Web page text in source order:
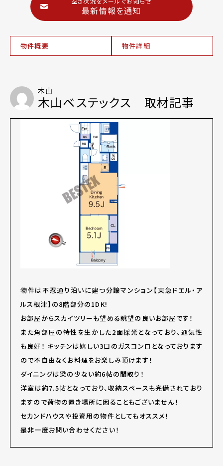
最新情報を通知
物件概要 物件詳細
木山
木山ベステックス 取材記事
物件は不忍通り沿いに建つ分譲マンション【東急ドエル・ア
ルス根津】の8階部分の1DK!
お部屋からスカイツリーも望める眺望の良いお部屋です！
また角部屋の特性を生かした2面採光となっており、通気性
も良好！ キッチンは嬉しい3口のガスコンロとなっております
ので不自由なくお料理をお楽しみ頂けます！
ダイニングは梁の少ない約6帖の間取り！
洋室は約7.5帖となっており、収納スペースも完備されており
ますので荷物の置き場所に困ることもございません！
セカンドハウスや投資用の物件としてもオススメ！
是非一度お問い合わせください！